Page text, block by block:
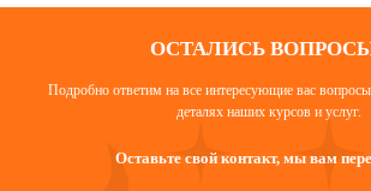
ОСТАЛИСЬ
Подробно ответим на все интересующие вас
деталях наших курсов и услуг.
Оставьте свой контакт, мы вам